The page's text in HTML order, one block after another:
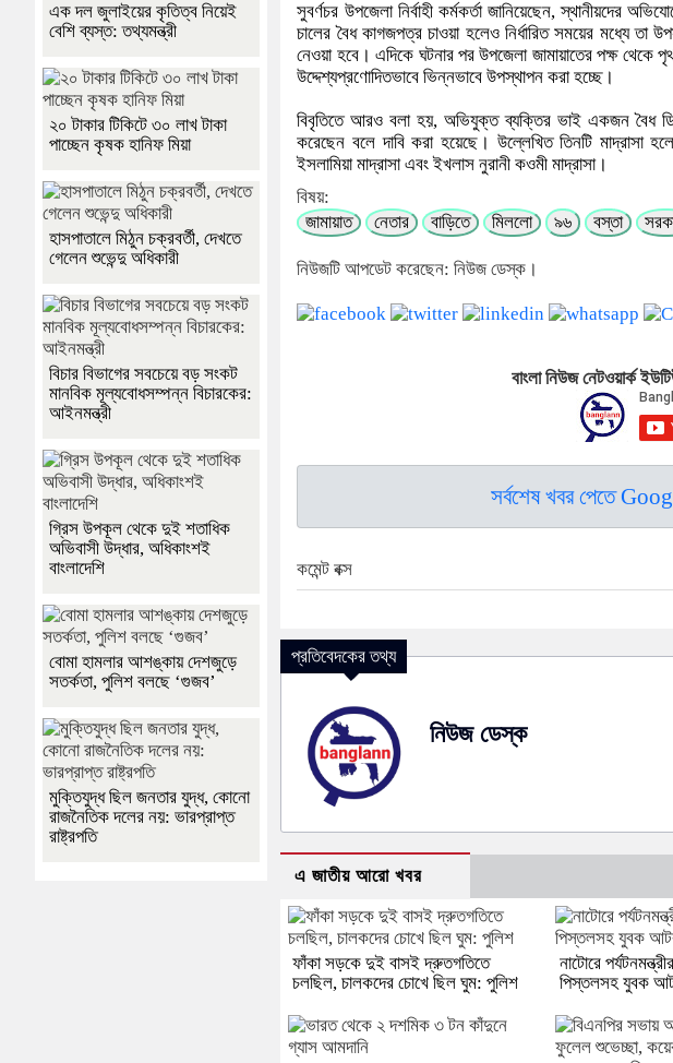
সুবর্ণচর উপজেলা নির্বাহী কর্মকর্তা জানিয়েছেন, স্থানীয়দের
চালের বৈধ কাগজপত্র চাওয়া হলেও নির্ধারিত সময়ের মধ্যে
নেওয়া হবে। এদিকে ঘটনার পর উপজেলা জামায়াতের পক্ষ থেকে
উদ্দেশ্যপ্রণোদিতভাবে ভিন্নভাবে উপস্থাপন করা হচ্ছে।
বিবৃতিতে আরও বলা হয়, অভিযুক্ত ব্যক্তির ভাই একজন বৈধ
করেছেন বলে দাবি করা হয়েছে। উল্লেখিত তিনটি মাদ্রাসা
ইসলামিয়া মাদ্রাসা এবং ইখলাস নুরানী কওমী মাদ্রাসা।
বিষয়:
জামায়াত
নেতার বাড়িতে মিললো ৯৬ বস্তা
নিউজটি আপডেট করেছেন: নিউজ ডেস্ক।
বাংলা নিউজ নেটওয়ার্ক
সর্বশেষ খবর পেতে
কমেন্ট বক্স
প্রতিবেদকের তথ্য
নিউজ ডেস্ক
এ জাতীয় আরো খবর
ফাঁকা সড়কে দুই বাসই দ্রুতগতিতে
চলছিল, চালকদের চোখে ছিল ঘুম: পুলিশ
নাটোরে
পিস্তলসহ যুবক
এক দল জুলাইয়ের কৃতিত্ব নিয়েই
বেশি ব্যস্ত: তথ্যমন্ত্রী
২০ টাকার টিকিটে ৩০ লাখ টাকা
পাচ্ছেন কৃষক হানিফ মিয়া
হাসপাতালে মিঠুন চক্রবর্তী, দেখতে
গেলেন শুভেন্দু অধিকারী
বিচার বিভাগের সবচেয়ে বড় সংকট
মানবিক মূল্যবোধসম্পন্ন বিচারকের:
আইনমন্ত্রী
গ্রিস উপকূল থেকে দুই শতাধিক
অভিবাসী উদ্ধার, অধিকাংশই
বাংলাদেশি
বোমা হামলার আশঙ্কায় দেশজুড়ে
সতর্কতা, পুলিশ বলছে ‘গুজব’
মুক্তিযুদ্ধ ছিল জনতার যুদ্ধ, কোনো
রাজনৈতিক দলের নয়: ভারপ্রাপ্ত
রাষ্ট্রপতি